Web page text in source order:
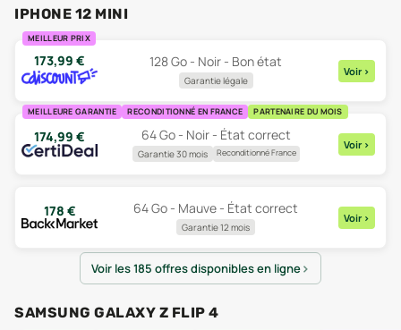
IPHONE 12 MINI
MEILLEUR PRIX
173,99 € 128 Go - Noir - Bon état
Garantie légale
Voir >
MEILLEURE GARANTIE RECONDITIONNÉ EN FRANCE PARTENAIRE DU MOIS
174,99 € 64 Go - Noir - État correct
Garantie 30 mois Reconditionné France
Voir >
178 € 64 Go - Mauve - État correct
Garantie 12 mois
Voir >
Voir les 185 offres disponibles en ligne
SAMSUNG GALAXY Z FLIP 4